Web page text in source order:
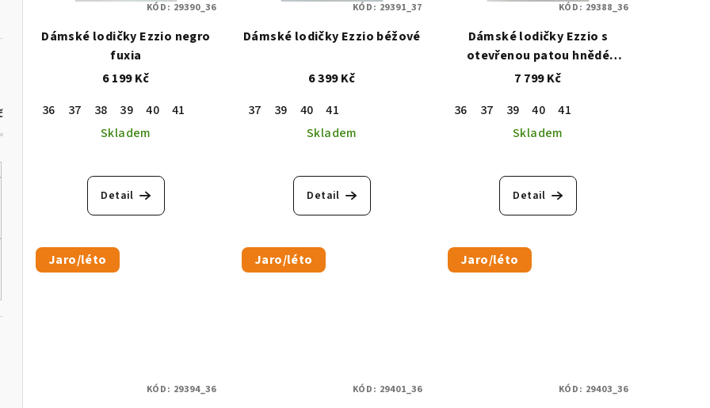
o
k
r
d
Dámské lodičky Ezzio negro
fuxia
6 199 Kč
36
37 38 39 40
41
Skladem
Detail
KÓD: 29390_36
Dámské lodičky Ezzio béžové
6 399 Kč
37
39 40
41
Skladem
Detail
KÓD: 29391_37
Dámské lodičky Ezzio s
otevřenou patou hnědé
cacao
7 799 Kč
36
37 39 40
41
Skladem
Detail
KÓD: 29388_36
Jaro/léto
KÓD: 29394_36
Jaro/léto
KÓD: 29401_36
Jaro/léto
KÓD: 29403_36